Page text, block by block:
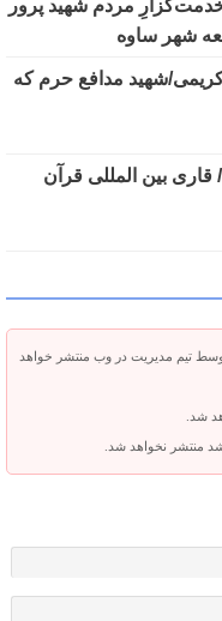
خدمت‌گزارِ مردم شهید پرور
شهر ساوه
شهید مدافع حرم که
قاری بین المللی قرآن
تیم مدیریت در وب منتشر خواهد
شد.
منتشر نخواهد شد.